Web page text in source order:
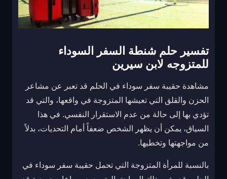
تفسير حلم شنطة السفر السوداء
للمتزوجه لابن سيرين
مشاهدة حقيبة سفر سوداء في الحلم قد تعبر عن مشاعر
الحزن والقلق التي تعيشها المتزوجة في واقعها، والتي قد
تؤدي بها إلى حالة من عدم الاستقرار النفسي. في هذا
السياق، يمكن أن يظهر الشخص ضعفاً أمام التحديات، بدلاً
من مواجهتها وتخطيها.
بالنسبة للمرأة المتزوجة التي تحمل حقيبة سفر سوداء في